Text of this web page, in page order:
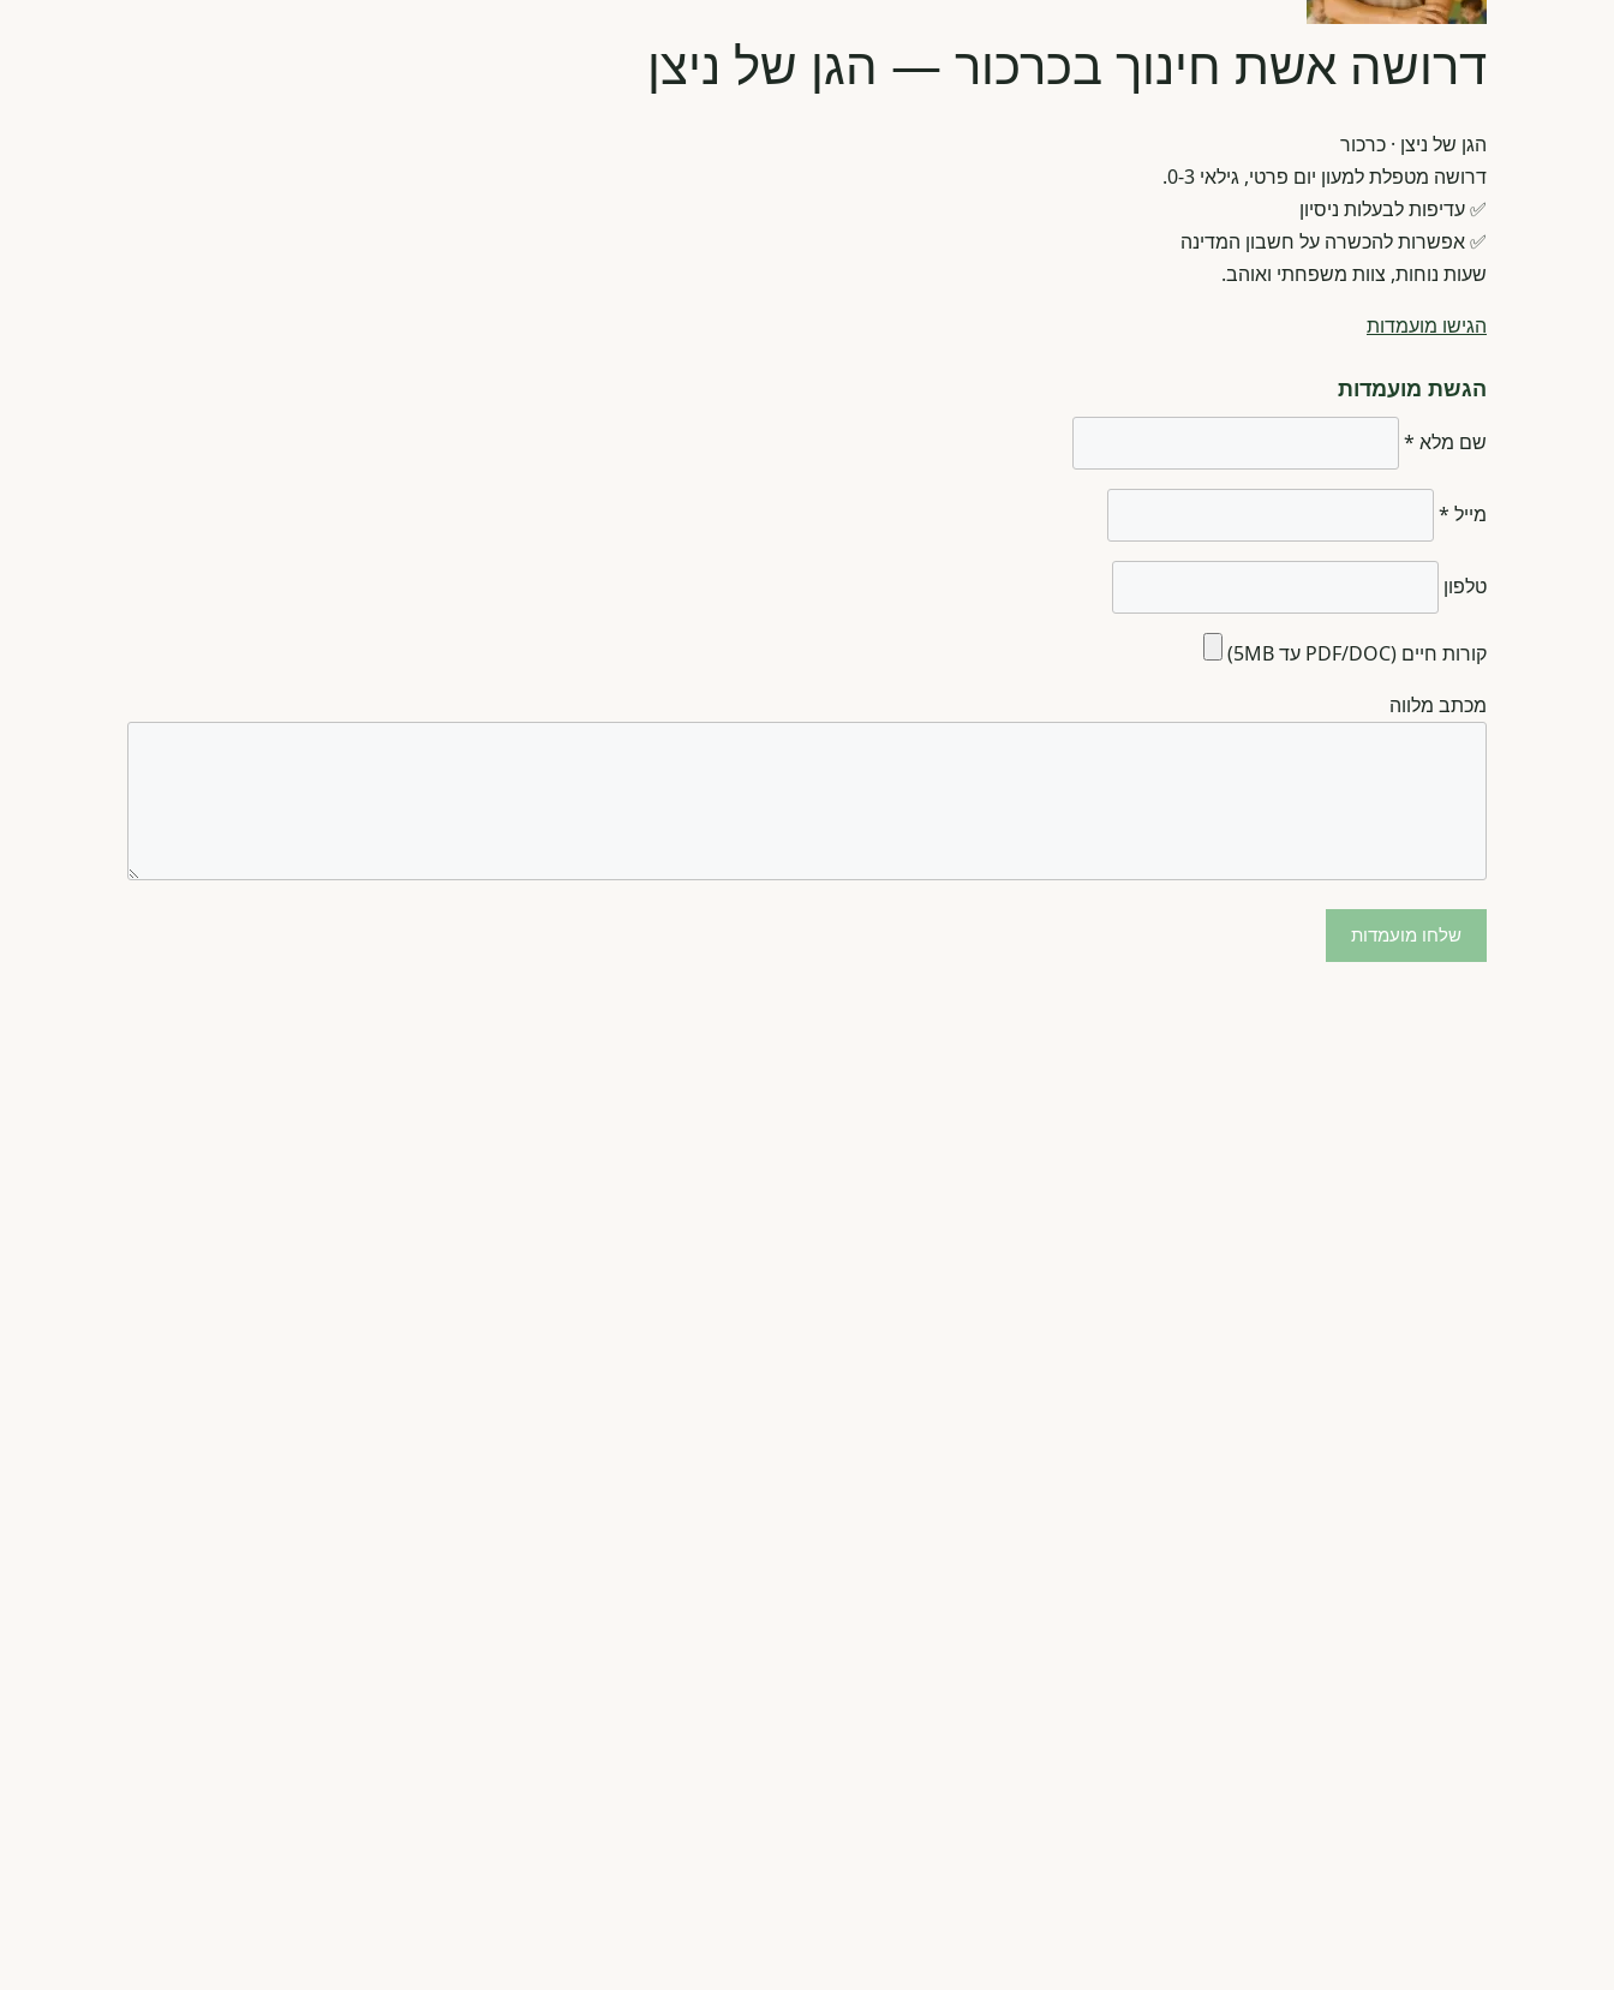
דרושה אשת חינוך בכרכור — הגן של ניצן
הגן של ניצן · כרכור
דרושה מטפלת למעון יום פרטי, גילאי 0-3.
✅ עדיפות לבעלות ניסיון
✅ אפשרות להכשרה על חשבון המדינה
שעות נוחות, צוות משפחתי ואוהב.
הגישו מועמדות
הגשת מועמדות
שם מלא *
מייל *
טלפון
קורות חיים (PDF/DOC עד 5MB)
מכתב מלווה
שלחו מועמדות